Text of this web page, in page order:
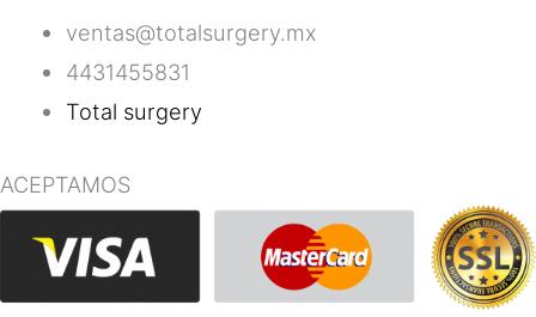
ventas@totalsurgery.mx
4431455831
Total surgery
ACEPTAMOS